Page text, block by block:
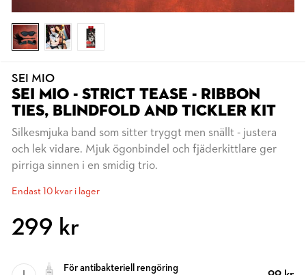
SEI MIO
SEI MIO - STRICT TEASE - RIBBON
TIES, BLINDFOLD AND TICKLER KIT
Silkesmjuka band som sitter tryggt men snällt - justera
och lek vidare. Mjuk ögonbindel och fjäderkittlare ger
pirriga sinnen i en smidig trio.
Endast 10 kvar i lager
299 kr
För antibakteriell rengöring